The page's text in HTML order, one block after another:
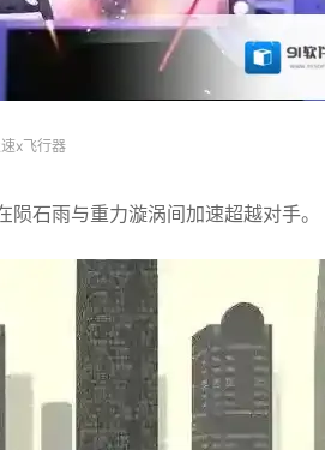
x飞行器
石雨与重力漩涡间加速超越对手。